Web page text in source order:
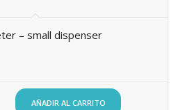
– small dispenser
AÑADIR AL CARRITO